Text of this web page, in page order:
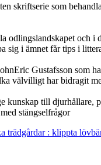
skriftserie som
odlingslandskapet och
sig i ämnet får tips i
Gustafsson som
välvilligt har bidragit
kunskap till djurhållare,
stängselfrågor
trädgårdar : klippta